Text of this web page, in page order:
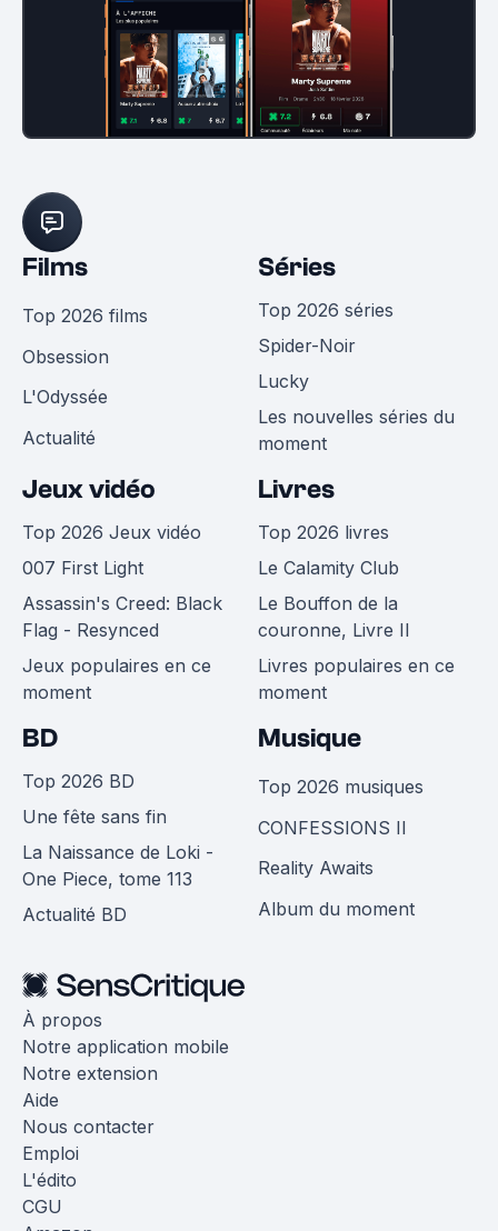
Films
Top 2026 films
Obsession
L'Odyssée
Actualité
Séries
Top 2026 séries
Spider-Noir
Lucky
Les nouvelles séries du
moment
Jeux vidéo
Top 2026 Jeux vidéo
007 First Light
Assassin's Creed: Black
Flag - Resynced
Jeux populaires en ce
moment
Livres
Top 2026 livres
Le Calamity Club
Le Bouffon de la
couronne, Livre II
Livres populaires en ce
moment
BD
Top 2026 BD
Une fête sans fin
La Naissance de Loki -
One Piece, tome 113
Actualité BD
Musique
Top 2026 musiques
CONFESSIONS II
Reality Awaits
Album du moment
À propos
Notre application mobile
Notre extension
Aide
Nous contacter
Emploi
L'édito
CGU